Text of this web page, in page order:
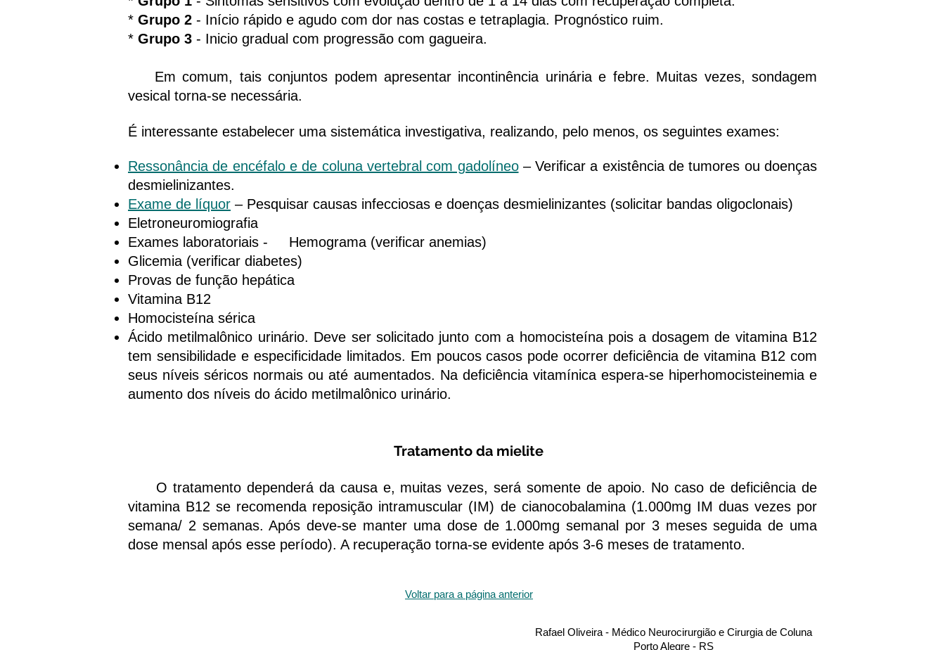
* Grupo 2 - Início rápido e agudo com dor nas costas e tetraplagia. Prognóstico ruim.
* Grupo 3 - Inicio gradual com progressão com gagueira.
Em comum, tais conjuntos podem apresentar incontinência urinária e febre. Muitas vezes, sondagem
vesical torna-se necessária.
​É interessante estabelecer uma sistemática investigativa, realizando, pelo menos, os seguintes exames:
Ressonância de encéfalo e de coluna vertebral com gadolíneo– Verificar a existência de tumores ou doenças
desmielinizantes.
Exame de líquor – Pesquisar causas infecciosas e doenças desmielinizantes (solicitar bandas oligoclonais)
Eletroneuromiografia
Exames laboratoriais - Hemograma (verificar anemias)
Glicemia (verificar diabetes)
Provas de função hepática
Vitamina B12
Homocisteína sérica
Ácido metilmalônico urinário. Deve ser solicitado junto com a homocisteína pois a dosagem de vitamina B12
tem sensibilidade e especificidade limitados. Em poucos casos pode ocorrer deficiência de vitamina B12 com
seus níveis séricos normais ou até aumentados. Na deficiência vitamínica espera-se hiperhomocisteinemia e
aumento dos níveis do ácido metilmalônico urinário.
Tratamento da mielite
O tratamento dependerá da causa e, muitas vezes, será somente de apoio. No caso de deficiência de
vitamina B12 se recomenda reposição intramuscular (IM) de cianocobalamina (1.000mg IM duas vezes por
semana/ 2 semanas. Após deve-se manter uma dose de 1.000mg semanal por 3 meses seguida de uma
dose mensal após esse período). A recuperação torna-se evidente após 3-6 meses de tratamento.
Voltar para a página anterior
Rafael Oliveira - Médico Neurocirurgião e Cirurgia de Coluna
Porto Alegre - RS